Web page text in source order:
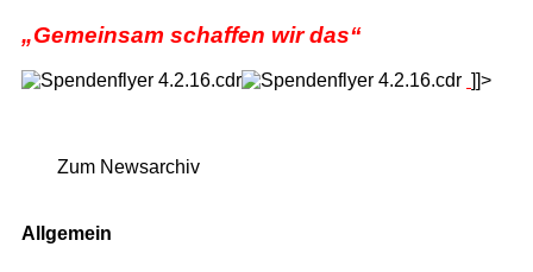
„Gemeinsam schaffen wir das“
]]>
Zum Newsarchiv
Allgemein